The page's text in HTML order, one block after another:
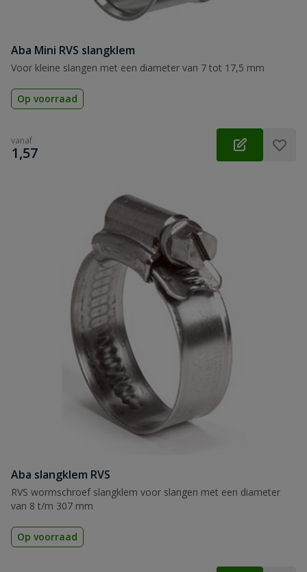
Aba Mini RVS slangklem
Voor kleine slangen met een diameter van 7 tot 17,5 mm
Op voorraad
vanaf
€
1,57
Aba slangklem RVS
RVS wormschroef slangklem voor slangen met een diameter
van 8 t/m 307 mm
Op voorraad